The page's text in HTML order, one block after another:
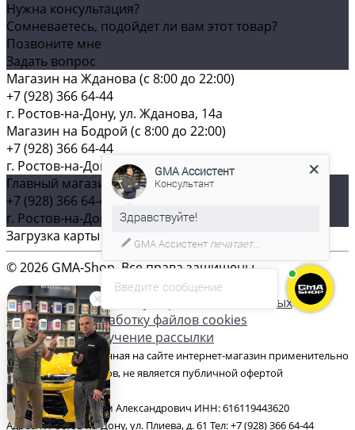
Нужна консультация?
Сомневаетесь, подойдет ли вам этот товар?
Позвоните мне
Задать вопрос
Магазин на Жданова (c 8:00 до 22:00)
+7 (928) 366 64-44
г. Ростов-на-Дону, ул. Жданова, 14а
Магазин на Бодрой (c 8:00 до 22:00)
+7 (928) 366 64-44
г. Ростов-на-Дону, ул. Бодрая, 129
Главный магазин (c 8:00 до 22:00)
+7 (928) 366 64-44
г. Ростов-на-Дону, ул. Плиева, д. 61
Загрузка карты ...
© 2026 GMA-Shop, Все права защищены
Согласие на обработку персональных данных
Согласие на обработку файлов cookies
Согласие на получение рассылки
Цена товаров, указанная на сайте интернет-магазин применительно
к каждому из их видов, не является публичной офертой
ИП Гончаров Максим Александрович ИНН: 616119443620
Адрес: г. Ростов-на-Дону, ул. Плиева, д. 61 Тел: +7 (928) 366 64-44
Введите сообщение
GMA Ассистент
Консультант
GMA Ассистент печатает...